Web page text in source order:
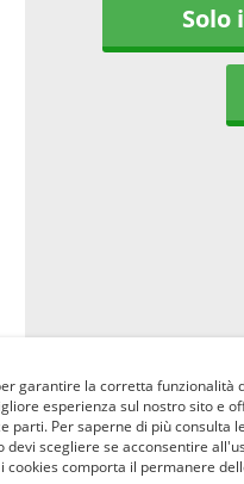
Solo
garantire la corretta funzionalità
esperienza sul nostro sito e
parti. Per saperne di più consulta
devi scegliere se acconsentire
cookies comporta il permanere